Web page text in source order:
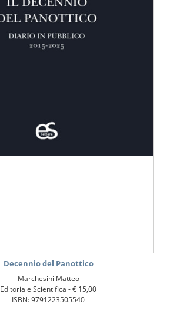
Decennio del Panottico
Marchesini Matteo
Editoriale Scientifica -€ 15,00
ISBN: 9791223505540